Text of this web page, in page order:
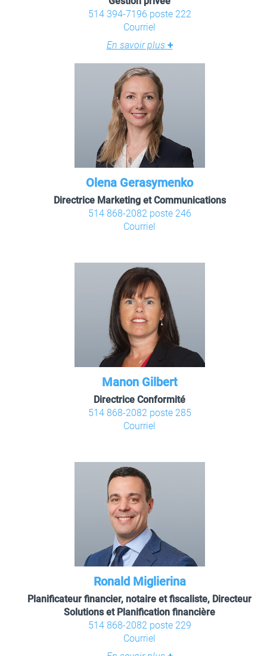
514 394-7196 poste 222
Courriel
En savoir plus +
Olena Gerasymenko
Directrice Marketing et Communications
514 868-2082 poste 246
Courriel
Manon Gilbert
Directrice Conformité
514 868-2082 poste 285
Courriel
Ronald Miglierina
Planificateur financier, notaire et fiscaliste, Directeur
Solutions et Planification financière
514 868-2082 poste 229
Courriel